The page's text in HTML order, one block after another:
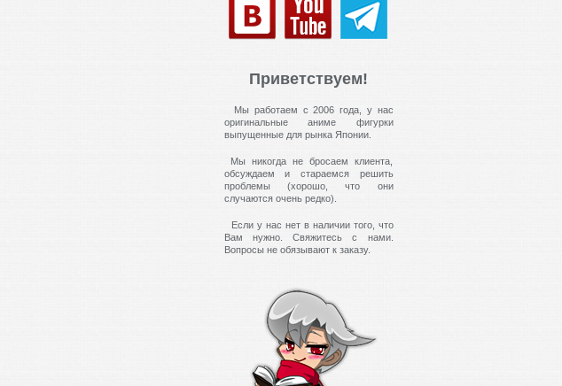
Приветствуем!
Мы работаем с 2006 года, у нас
оригинальные аниме фигурки
выпущенные для рынка Японии.
Мы никогда не бросаем клиента,
обсуждаем и стараемся решить
проблемы (хорошо, что они
случаются очень редко).
Если у нас нет в наличии того, что
Вам нужно. Свяжитесь с нами.
Вопросы не обязывают к заказу.